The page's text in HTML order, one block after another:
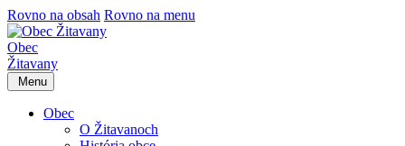
Rovno na obsah Rovno na menu
Obec
Žitavany
Menu
Obec
O Žitavanoch